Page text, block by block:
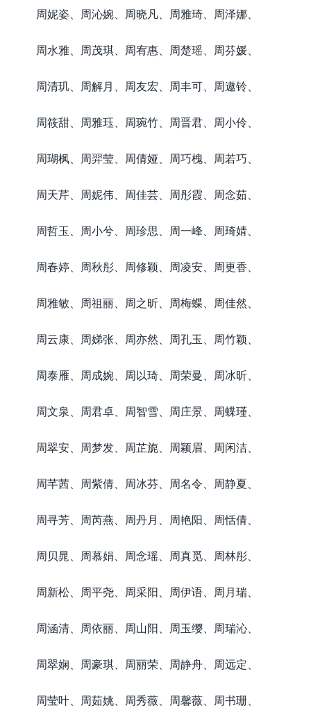
周妮姿、周沁婉、周晓凡、周雅琦、周泽娜、
周水雅、周茂琪、周宥惠、周楚瑶、周芬媛、
周清玑、周解月、周友宏、周丰可、周遨铃、
周筱甜、周雅珏、周琬竹、周晋君、周小伶、
周瑚枫、周羿莹、周倩娅、周巧槐、周若巧、
周天芹、周妮伟、周佳芸、周彤霞、周念茹、
周哲玉、周小兮、周珍思、周一峰、周琦婧、
周春婷、周秋彤、周修颖、周凌安、周更香、
周雅敏、周祖丽、周之昕、周梅蝶、周佳然、
周云康、周娣张、周亦然、周孔玉、周竹颖、
周泰雁、周成婉、周以琦、周荣曼、周冰昕、
周文泉、周君卓、周智雪、周庄景、周蝶瑾、
周翠安、周梦发、周芷旎、周颖眉、周闲洁、
周芊茜、周紫倩、周冰芬、周名令、周静夏、
周寻芳、周芮燕、周丹月、周艳阳、周恬倩、
周贝晁、周慕娟、周念瑶、周真觅、周林彤、
周新松、周平尧、周采阳、周伊语、周月瑞、
周涵清、周依丽、周山阳、周玉缨、周瑞沁、
周翠娴、周豪琪、周丽荣、周静舟、周远定、
周莹叶、周茹姚、周秀薇、周馨薇、周书珊、